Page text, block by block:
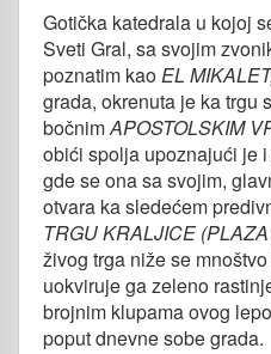
Gotička katedrala u kojoj
Sveti Gral, sa svojim
poznatim kaoEL
grada, okrenuta je ka trgu
bočnimAPOSTOLSKIM
obići spolja upoznajući je
gde se ona sa svojim,
otvara ka sledećem
TRGU KRALJICE (
živog trga niže se
uokviruje ga zeleno
brojnim klupama ovog
poput dnevne sobe grada.